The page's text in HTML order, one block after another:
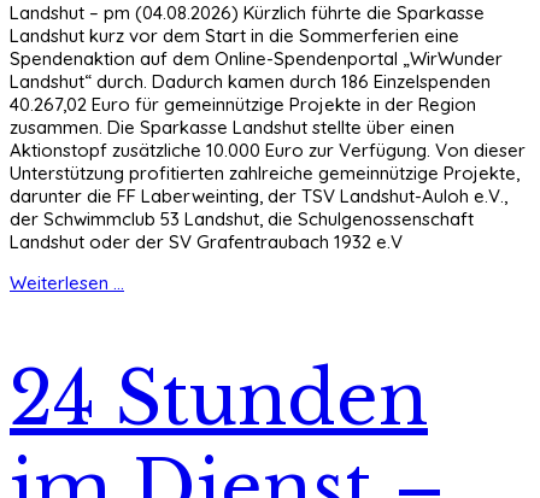
Landshut – pm (04.08.2026) Kürzlich führte die Sparkasse
Landshut kurz vor dem Start in die Sommerferien eine
Spendenaktion auf dem Online-Spendenportal „WirWunder
Landshut“ durch. Dadurch kamen durch 186 Einzelspenden
40.267,02 Euro für gemeinnützige Projekte in der Region
zusammen. Die Sparkasse Landshut stellte über einen
Aktionstopf zusätzliche 10.000 Euro zur Verfügung. Von dieser
Unterstützung profitierten zahlreiche gemeinnützige Projekte,
darunter die FF Laberweinting, der TSV Landshut-Auloh e.V.,
der Schwimmclub 53 Landshut, die Schulgenossenschaft
Landshut oder der SV Grafentraubach 1932 e.V
Weiterlesen ...
24 Stunden